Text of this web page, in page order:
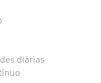
diárias